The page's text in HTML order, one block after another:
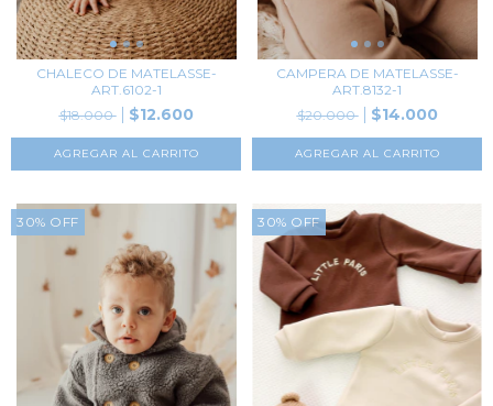
CHALECO DE MATELASSE-
ART.6102-1
$18.000
$12.600
AGREGAR AL CARRITO
CAMPERA DE MATELASSE-
ART.8132-1
$20.000
$14.000
AGREGAR AL CARRITO
30% OFF 30% OFF